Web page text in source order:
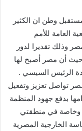
وطن ان الكثير
العامة للأمم
وذلك تقديرا لدور
حيث أن مصر أصبح لها
الرئيس السيسي .
تواصل تعزيز وتفعيل
بدفع جهود المنظمة
وخاصة في منطقتي
الخارجية المصرية